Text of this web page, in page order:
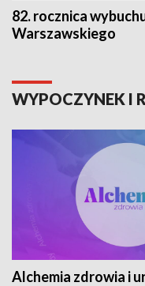
82. rocznica
Warszawskiego
WYPOCZYNEK I
Alchemia zdrowia i